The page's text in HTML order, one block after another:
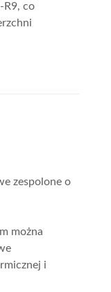
R9, co
zespolone o
można
i